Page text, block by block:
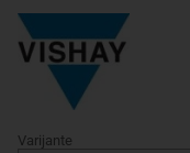
Varijante